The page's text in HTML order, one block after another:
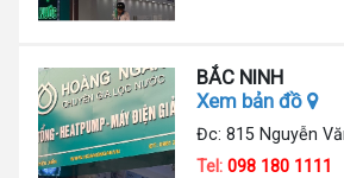
BẮC NINH
Xem bản đồ
Đc: 815 Nguyễn
Tel:098 180 1111